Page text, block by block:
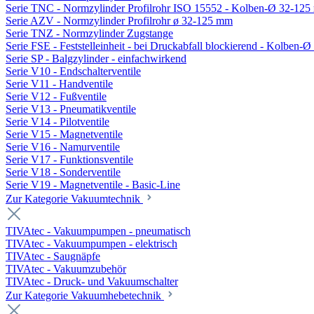
Serie TNC - Normzylinder Profilrohr ISO 15552 - Kolben-Ø 32-125
Serie AZV - Normzylinder Profilrohr ø 32-125 mm
Serie TNZ - Normzylinder Zugstange
Serie FSE - Feststelleinheit - bei Druckabfall blockierend - Kolben-Ø
Serie SP - Balgzylinder - einfachwirkend
Serie V10 - Endschalterventile
Serie V11 - Handventile
Serie V12 - Fußventile
Serie V13 - Pneumatikventile
Serie V14 - Pilotventile
Serie V15 - Magnetventile
Serie V16 - Namurventile
Serie V17 - Funktionsventile
Serie V18 - Sonderventile
Serie V19 - Magnetventile - Basic-Line
Zur Kategorie Vakuumtechnik
TIVAtec - Vakuumpumpen - pneumatisch
TIVAtec - Vakuumpumpen - elektrisch
TIVAtec - Saugnäpfe
TIVAtec - Vakuumzubehör
TIVAtec - Druck- und Vakuumschalter
Zur Kategorie Vakuumhebetechnik